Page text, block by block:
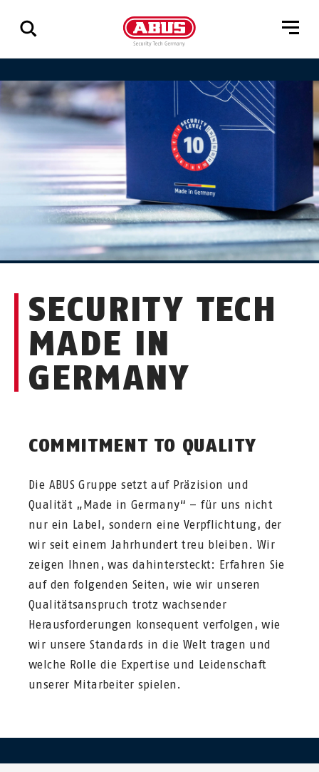
Zeige
alle
Ergebnisse
SECURITY TECH
MADE IN
GERMANY
COMMITMENT TO QUALITY
Die ABUS Gruppe setzt auf Präzision und
Qualität „Made in Germany“ – für uns nicht
nur ein Label, sondern eine Verpflichtung, der
wir seit einem Jahrhundert treu bleiben. Wir
zeigen Ihnen, was dahintersteckt: Erfahren Sie
auf den folgenden Seiten, wie wir unseren
Qualitätsanspruch trotz wachsender
Herausforderungen konsequent verfolgen, wie
wir unsere Standards in die Welt tragen und
welche Rolle die Expertise und Leidenschaft
unserer Mitarbeiter spielen.